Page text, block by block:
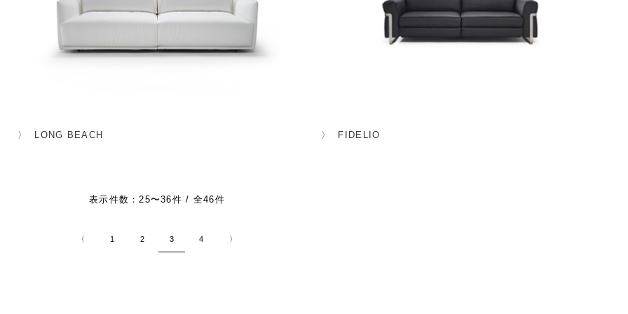
LONG BEACH FIDELIO
表示件数：25〜36件 / 全46件
〈 1 2 3 4 〉